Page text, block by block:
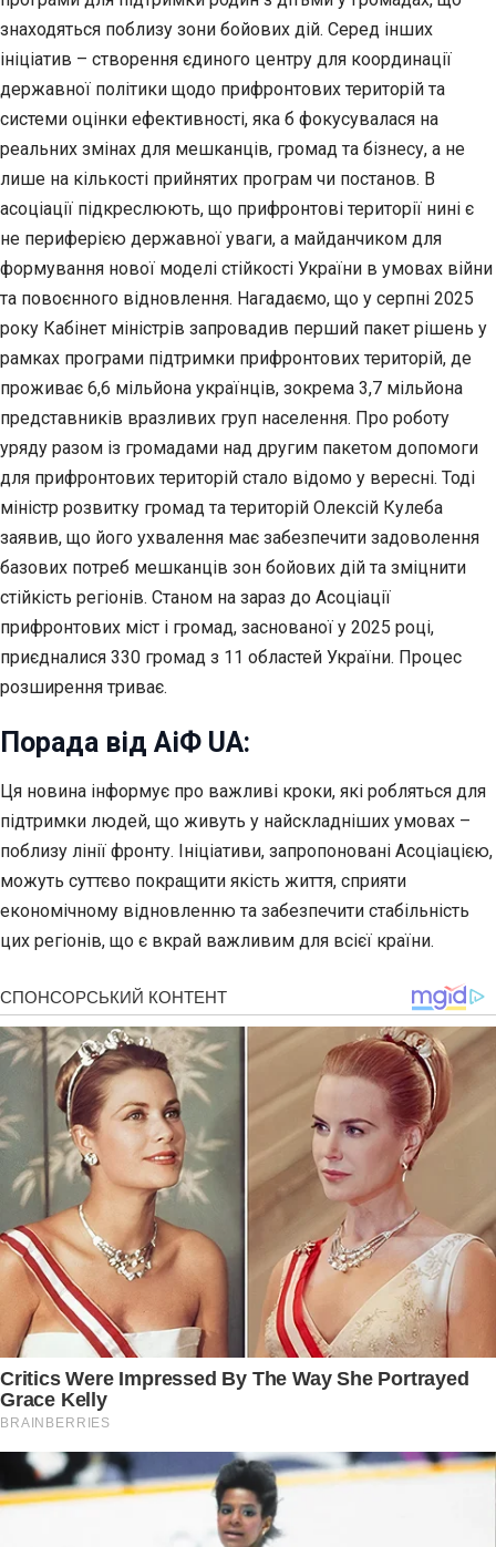
знаходяться поблизу зони бойових дій. Серед інших
ініціатив – створення єдиного центру для координації
державної політики щодо прифронтових територій та
системи оцінки ефективності, яка б фокусувалася на
реальних змінах для мешканців, громад та бізнесу, а не
лише на кількості прийнятих програм чи постанов. В
асоціації підкреслюють, що прифронтові території нині є
не периферією державної уваги, а майданчиком для
формування нової моделі стійкості України в умовах війни
та повоєнного відновлення. Нагадаємо, що у серпні 2025
року Кабінет міністрів запровадив перший пакет рішень у
рамках програми підтримки прифронтових територій, де
проживає 6,6 мільйона українців, зокрема 3,7 мільйона
представників вразливих груп населення. Про роботу
уряду разом із громадами над другим пакетом допомоги
для прифронтових територій стало відомо у вересні. Тоді
міністр розвитку громад та територій Олексій Кулеба
заявив, що його ухвалення має забезпечити задоволення
базових потреб мешканців зон бойових дій та зміцнити
стійкість регіонів. Станом на зараз до Асоціації
прифронтових міст і громад, заснованої у 2025 році,
приєдналися 330 громад з 11 областей України. Процес
розширення триває.
Порада від АіФ UA:
Ця новина інформує про важливі кроки, які робляться для
підтримки людей, що живуть у найскладніших умовах –
поблизу лінії фронту. Ініціативи, запропоновані Асоціацією,
можуть суттєво покращити якість життя, сприяти
економічному відновленню та забезпечити стабільність
цих регіонів, що є вкрай важливим для всієї країни.